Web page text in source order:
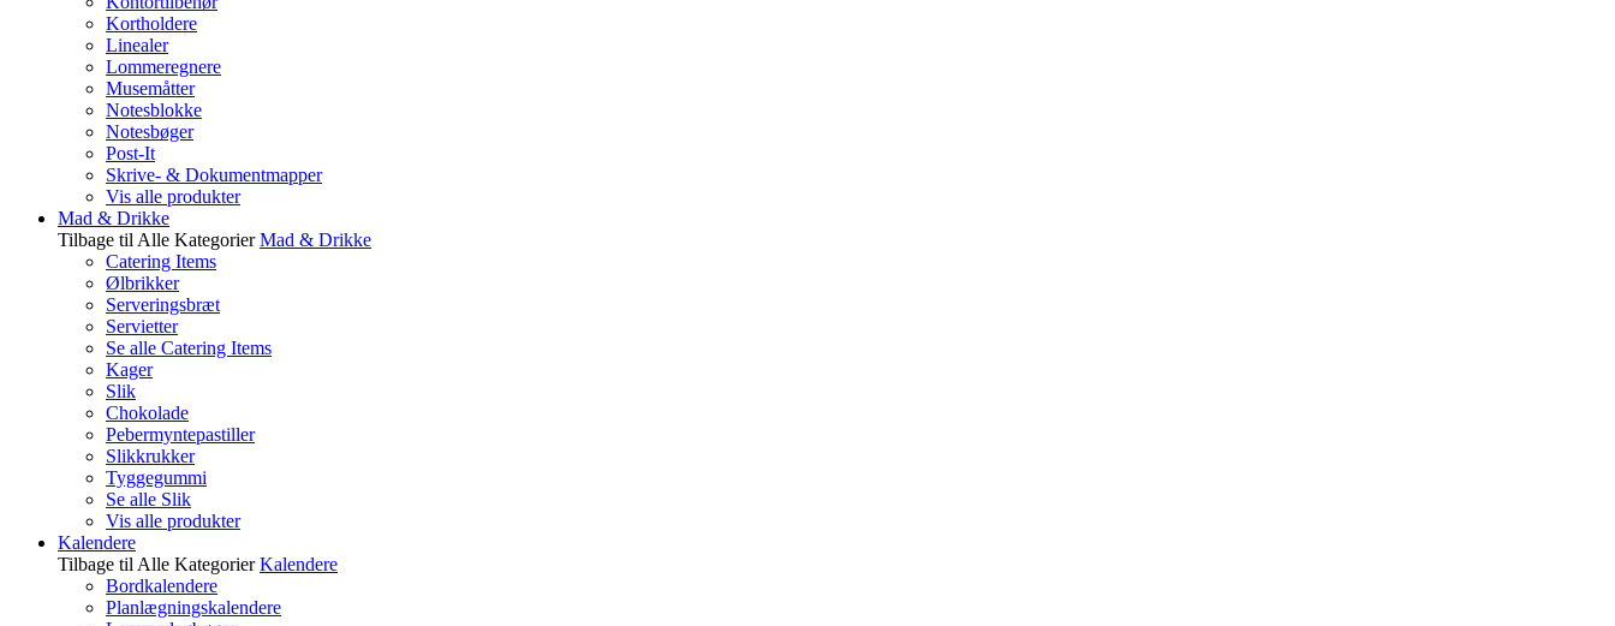
Kortholdere
Linealer
Lommeregnere
Musemåtter
Notesblokke
Notesbøger
Post-It
Skrive- & Dokumentmapper
Vis alle produkter
Mad & Drikke
Tilbage til Alle Kategorier Mad & Drikke
Catering Items
Ølbrikker
Serveringsbræt
Servietter
Se alle Catering Items
Kager
Slik
Chokolade
Pebermyntepastiller
Slikkrukker
Tyggegummi
Se alle Slik
Vis alle produkter
Kalendere
Tilbage til Alle Kategorier Kalendere
Bordkalendere
Planlægningskalendere